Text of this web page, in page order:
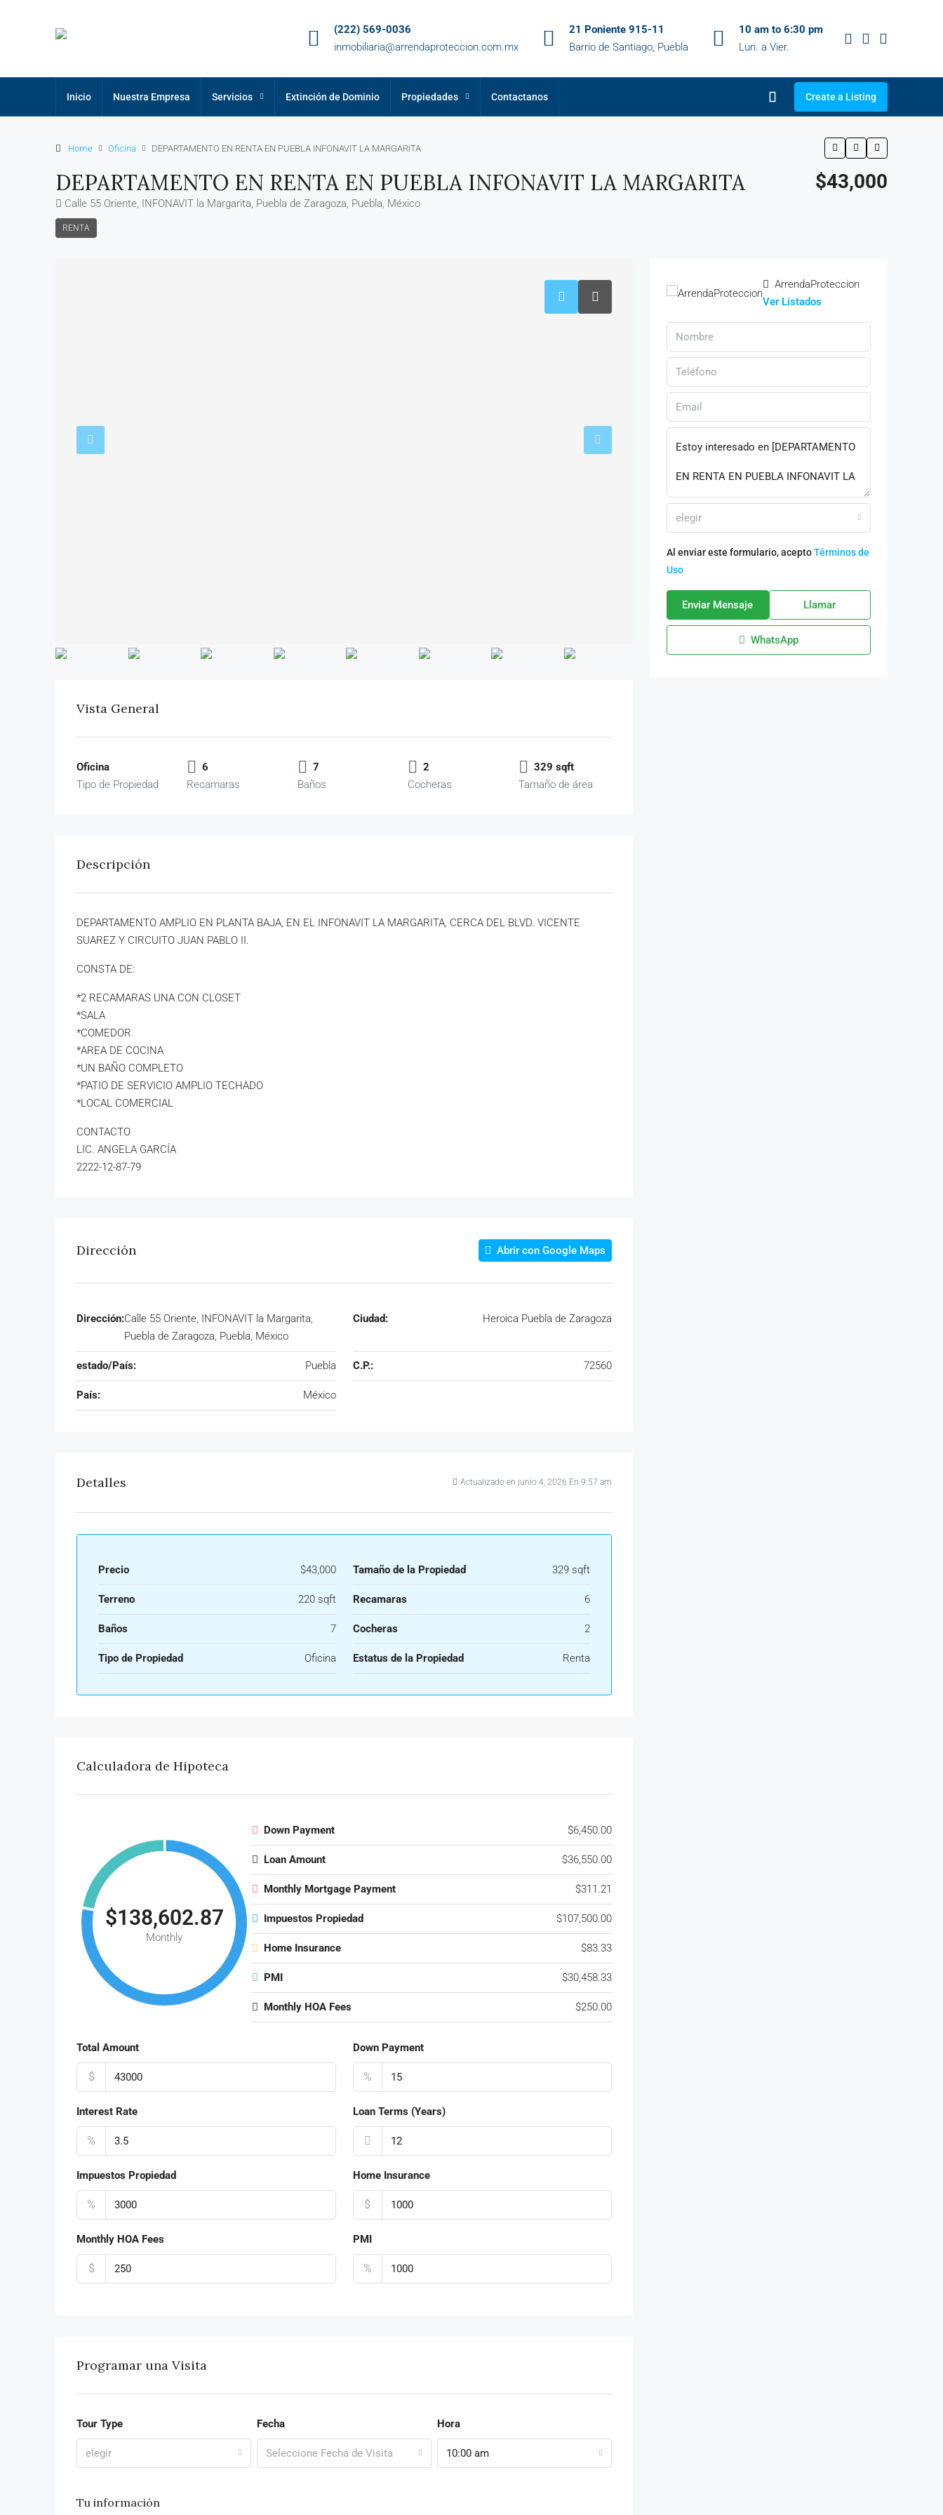
(222) 569-0036
inmobiliaria@arrendaproteccion.com.mx
21 Poniente 915-11
Barrio de Santiago, Puebla
10 am to 6:30 pm
Lun. a Vier.
Inicio Nuestra Empresa Servicios Extinción de Dominio Propiedades Contactanos Create a Listing
Home Oficina DEPARTAMENTO EN RENTA EN PUEBLA INFONAVIT LA MARGARITA
DEPARTAMENTO EN RENTA EN PUEBLA INFONAVIT LA MARGARITA
Calle 55 Oriente, INFONAVIT la Margarita, Puebla de Zaragoza, Puebla, México
RENTA
$43,000
Vista General
Oficina
Tipo de Propiedad
6
Recamaras
7
Baños
2
Cocheras
329 sqft
Tamaño de área
Descripción
DEPARTAMENTO AMPLIO EN PLANTA BAJA, EN EL INFONAVIT LA MARGARITA, CERCA DEL BLVD. VICENTE
SUAREZ Y CIRCUITO JUAN PABLO II.
CONSTA DE:
*2 RECAMARAS UNA CON CLOSET
*SALA
*COMEDOR
*AREA DE COCINA
*UN BAÑO COMPLETO
*PATIO DE SERVICIO AMPLIO TECHADO
*LOCAL COMERCIAL
CONTACTO
LIC. ANGELA GARCÍA
2222-12-87-79
Dirección Abrir con Google Maps
Dirección:Calle 55 Oriente, INFONAVIT la Margarita,
Puebla de Zaragoza, Puebla, México
Ciudad: Heroica Puebla de Zaragoza
estado/País: Puebla C.P.: 72560
País: México
Detalles Actualizado en junio 4, 2026 En 9:57 am
Precio $43,000 Tamaño de la Propiedad 329 sqft
Terreno 220 sqft Recamaras 6
Baños 7 Cocheras 2
Tipo de Propiedad Oficina Estatus de la Propiedad Renta
Calculadora de Hipoteca
$138,602.87
Monthly
Down Payment $6,450.00
Loan Amount $36,550.00
Monthly Mortgage Payment $311.21
Impuestos Propiedad $107,500.00
Home Insurance $83.33
PMI $30,458.33
Monthly HOA Fees $250.00
Total Amount
$
Down Payment
%
Interest Rate
%
Loan Terms (Years)
Impuestos Propiedad
%
Home Insurance
$
Monthly HOA Fees
$
PMI
%
Programar una Visita
Tour Type
elegir
Fecha
Seleccione Fecha de Visita
Hora
10:00 am
Tu información
ArrendaProteccion
Ver Listados
elegir
Al enviar este formulario, aceptoTérminos de
Uso
Enviar Mensaje Llamar
WhatsApp